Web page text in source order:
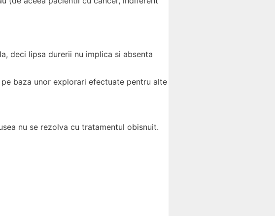
deci lipsa durerii nu implica si absenta
baza unor explorari efectuate pentru alte
nu se rezolva cu tratamentul obisnuit.